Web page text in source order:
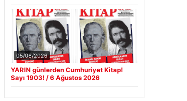
05/08/2026
YARIN günlerden Cumhuriyet Kitap!
Sayı 1903! / 6 Ağustos 2026